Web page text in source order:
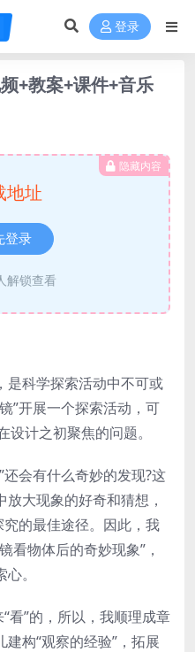
登录
+教案+课件+音乐
隐藏内容
地址
登录
解锁查看
是科学探索活动中不可或
”开展一个探索活动，可
设计之初聚焦的问题。
会有什么奇妙的发现?这
大现象的好奇和猜想，
的最佳途径。因此，我
看物体后的奇妙现象”，
。
看”的，所以，我顺理成章
构“观察的经验”，拓展